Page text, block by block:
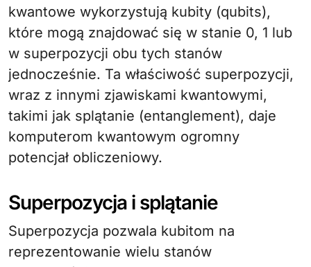
kwantowe wykorzystują kubity (qubits),
które mogą znajdować się w stanie 0, 1 lub
w superpozycji obu tych stanów
jednocześnie. Ta właściwość superpozycji,
wraz z innymi zjawiskami kwantowymi,
takimi jak splątanie (entanglement), daje
komputerom kwantowym ogromny
potencjał obliczeniowy.
Superpozycja i splątanie
Superpozycja pozwala kubitom na
reprezentowanie wielu stanów